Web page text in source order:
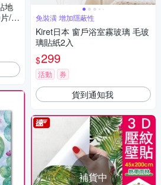
地
/2
免裝潢 增加隱蔽性
Kiret日本 窗戶浴室霧玻璃 毛玻
璃貼紙2入
$299
活動 券
貨到通知我
補貨中